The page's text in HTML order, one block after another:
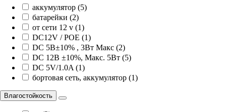
аккумулятор (5)
батарейки (2)
от сети 12 v (1)
DC12V / POE (1)
DC 5В±10% , 3Вт Maкс (2)
DC 12В ±10%, Maкс. 5Вт (5)
DC 5V/1.0A (1)
бортовая сеть, аккумулятор (1)
Влагостойкость